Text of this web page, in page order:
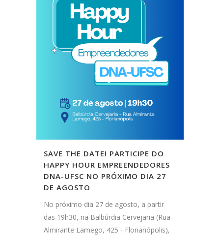
SAVE THE DATE! PARTICIPE DO
HAPPY HOUR EMPREENDEDORES
DNA-UFSC NO PRÓXIMO DIA 27
DE AGOSTO
No próximo dia 27 de agosto, a partir
das 19h30, na Balbúrdia Cervejaria (Rua
Almirante Lamego, 425 - Florianópolis),